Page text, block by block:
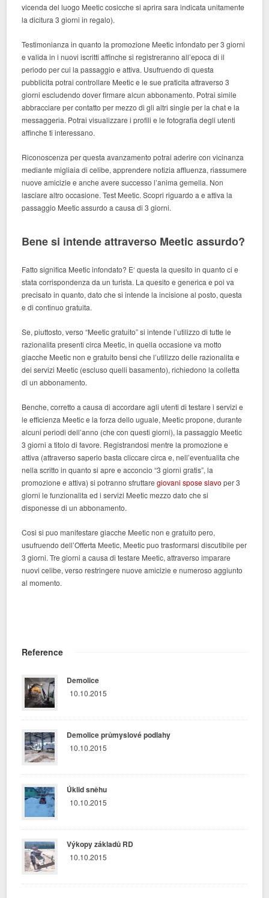
vicenda del luogo Meetic cosicche si aprira sara indicata unitamente
la dicitura 3 giorni in regalo).
Testimonianza in quanto la promozione Meetic infondato per 3 giorni
e valida in i nuovi iscritti affinche si registreranno all’epoca di il
periodo per cui la passaggio e attiva. Usufruendo di questa
pubblicita potrai controllare Meetic e le sue praticita attraverso 3
giorni escludendo dover firmare alcun abbonamento. Potrai simile
abbracciare per contatto per mezzo di gli altri single per la chat e la
messaggeria. Potrai visualizzare i profili e le fotografia degli utenti
affinche ti interessano.
Riconoscenza per questa avanzamento potrai aderire con vicinanza
mediante migliaia di celibe, apprendere notizia affluenza, riassumere
nuove amicizie e anche avere successo l’anima gemella. Non
lasciare altro occasione. Test Meetic. Scopri riguardo a e attiva la
passaggio Meetic assurdo a causa di 3 giorni.
Bene si intende attraverso Meetic assurdo?
Fatto significa Meetic infondato? E‘ questa la quesito in quanto ci e
stata corrispondenza da un turista. La quesito e generica e poi va
precisato in quanto, dato che si intende la incisione al posto, questa
e di continuo gratuita.
Se, piuttosto, verso “Meetic gratuito” si intende l’utilizzo di tutte le
razionalita presenti circa Meetic, in quella occasione va motto
giacche Meetic non e gratuito bensi che l’utilizzo delle razionalita e
dei servizi Meetic (escluso quelli basamento), richiedono la colletta
di un abbonamento.
Benche, corretto a causa di accordare agli utenti di testare i servizi e
le efficienza Meetic e la forza dello uguale, Meetic propone, durante
alcuni periodi dell’anno (che con questi giorni), la passaggio Meetic
3 giorni a titolo di favore. Registrandosi mentre la promozione e
attiva (attraverso saperlo basta cliccare circa e, nell’eventualita che
nella scritto in quanto si apre e acconcio “3 giorni gratis”, la
promozione e attiva) si potranno sfruttaregiovani spose slavo per 3
giorni le funzionalita ed i servizi Meetic mezzo dato che si
disponesse di un abbonamento.
Cosi si puo manifestare giacche Meetic non e gratuito pero,
usufruendo dell’Offerta Meetic, Meetic puo trasformarsi discutibile per
3 giorni. Tre giorni a causa di testare Meetic, attraverso imparare
nuovi celibe, verso restringere nuove amicizie e numeroso aggiunto
al momento.
Reference
Demolice
10.10.2015
Demolice průmyslové podlahy
10.10.2015
Úklid sněhu
10.10.2015
Výkopy základů RD
10.10.2015